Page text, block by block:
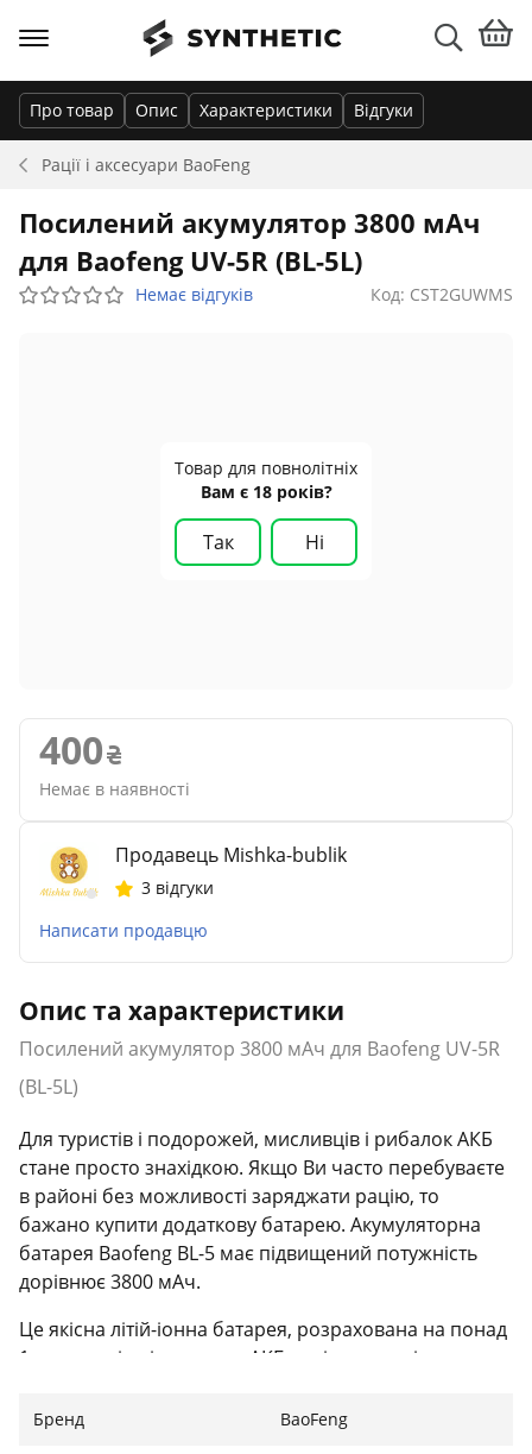
Рації і аксесуари BaoFeng
Про товар Опис Характеристики Відгуки
Посилений акумулятор 3800 мАч
для Baofeng UV-5R (BL-5L)
Немає відгуків Код: CST2GUWMS
Товар для повнолітніх
Вам є 18 років?
Так Ні
400
Немає в наявності
Продавець Mishka-bublik
3 відгуки
Написати продавцю
Опис та характеристики
Посилений акумулятор 3800 мАч для Baofeng UV-5R
(BL-5L)
Для туристів і подорожей, мисливців і рибалок АКБ
стане просто знахідкою. Якщо Ви часто перебуваєте
в районі без можливості заряджати рацію, то
бажано купити додаткову батарею. Акумуляторна
батарея Baofeng BL-5 має підвищений потужність
дорівнює 3800 мАч.
Це якісна літій-іонна батарея, розрахована на понад
1 тис. циклів підзарядки. АКБ сумісна з раціями
Бренд BaoFeng